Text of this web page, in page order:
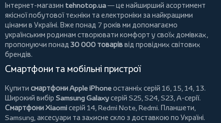
Інтернет-магазин tehnotop.ua— це найширший асортимент
якісної побутової техніки та електроніки за найкращими
цінами в Україні. Вже понад 7 років ми допомагаємо
українським родинам створювати комфорт у своїх домівках,
пропонуючи понад 30 000 товаріввід провідних світових
брендів.
Смартфони та мобільні пристрої
Купити смартфони Apple iPhoneостанніх серій 16, 15, 14, 13.
Широкий вибір Samsung Galaxyсерій S25, S24, S23, A-серії.
Смартфони Xiaomiсерій 14, Redmi Note, Redmi. Планшети,
Samsung, аксесуари тазахисне скло з доставкою по Україні.